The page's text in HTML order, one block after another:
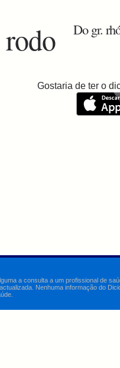
rodo Do gr.
Gostaria de ter o
a consulta a um profissional de
Nenhuma informação do